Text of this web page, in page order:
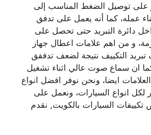
على توصيل الضغط المناسب إلى
عمله، كما أنه يعمل على تدفق
دائرة التبريد حتى تحصل على
و من اهم علامات اعطال جهاز
التكييف نتيجة لضعف تدففق
كما ان سماع صوت عالي اثناء تشغيل
ايضا، ونحن نوفر افضل انواع
لكل انواع السيارات، ونعمل على
السيارات بالكويت, نقدم